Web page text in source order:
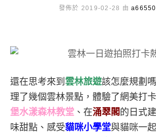
發佈於 2019-02-28 由
還在思考來到 雲林旅遊該怎麼規劃
理了幾個雲林景點，體驗了網美打
堡水漾森林教堂 、在涌翠閣 的日式
味甜點、感受貓咪小學堂與貓咪一